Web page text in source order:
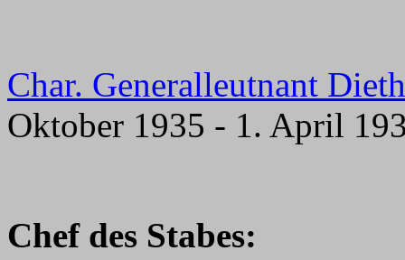
Char. Generalleutnant
Oktober 1935 - 1. April
Chef des Stabes: